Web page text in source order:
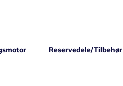
Reservedele/Tilbehør